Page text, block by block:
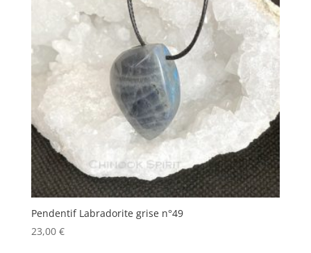
Pendentif Labradorite grise n°49
23,00 €